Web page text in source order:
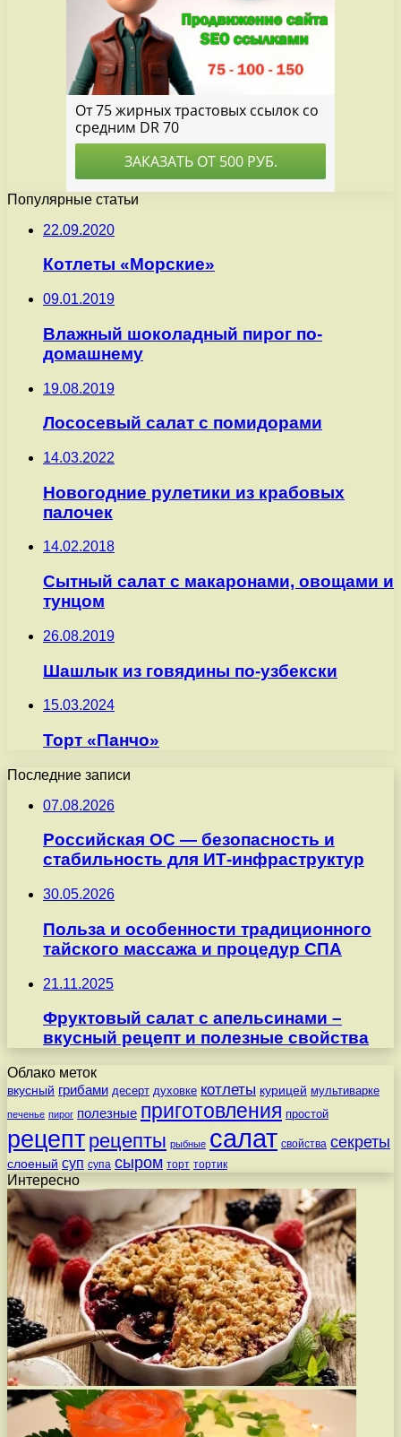
Популярные статьи
22.09.2020
Котлеты «Морские»
09.01.2019
Влажный шоколадный пирог по-
домашнему
19.08.2019
Лососевый салат с помидорами
14.03.2022
Новогодние рулетики из крабовых
палочек
14.02.2018
Сытный салат с макаронами, овощами и
тунцом
26.08.2019
Шашлык из говядины по-узбекски
15.03.2024
Торт «Панчо»
Последние записи
07.08.2026
Российская ОС — безопасность и
стабильность для ИТ-инфраструктур
30.05.2026
Польза и особенности традиционного
тайского массажа и процедур СПА
21.11.2025
Фруктовый салат с апельсинами –
вкусный рецепт и полезные свойства
Облако меток
вкусный грибами десерт духовке котлеты курицей мультиварке
печенье пирог полезные приготовления простой
рецепт рецепты рыбные салат свойства секреты
слоеный суп супа сыром торт тортик
Интересно